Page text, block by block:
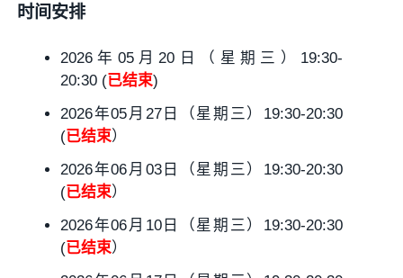
时间安排
2026年05月20日（星期三）19:30-
20:30 (已结束)
2026年05月27日（星期三）19:30-20:30
(已结束）
2026年06月03日（星期三）19:30-20:30
(已结束）
2026年06月10日（星期三）19:30-20:30
(已结束）